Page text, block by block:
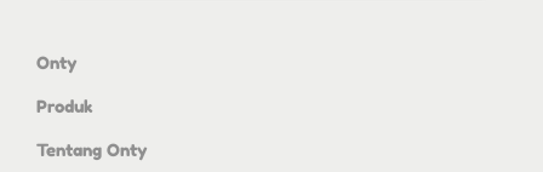
Onty
Produk
Tentang Onty